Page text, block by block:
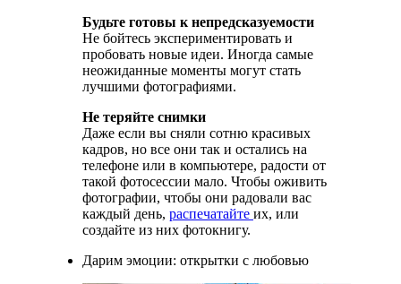
Будьте готовы к непредсказуемости
Не бойтесь экспериментировать и
пробовать новые идеи. Иногда самые
неожиданные моменты могут стать
лучшими фотографиями.
Не теряйте снимки
Даже если вы сняли сотню красивых
кадров, но все они так и остались на
телефоне или в компьютере, радости от
такой фотосессии мало. Чтобы оживить
фотографии, чтобы они радовали вас
каждый день, распечатайте их, или
создайте из них фотокнигу.
Дарим эмоции: открытки с любовью